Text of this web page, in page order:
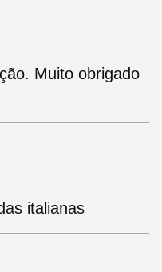
Muito obrigado
italianas